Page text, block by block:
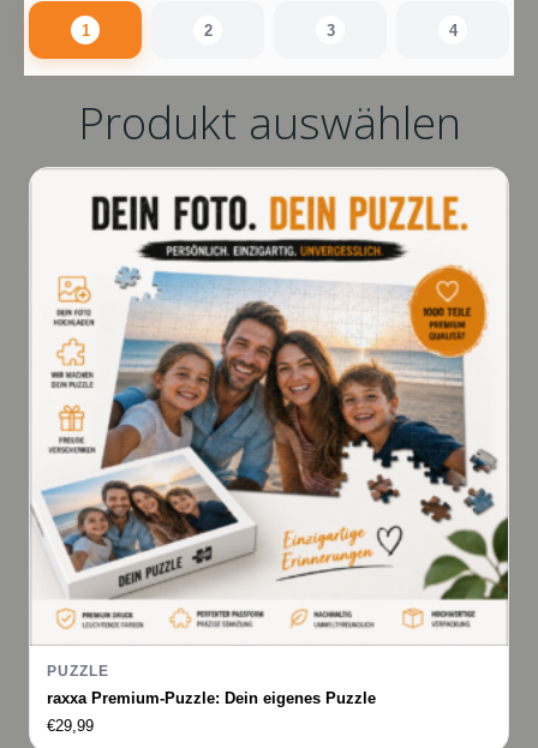
1 2 3 4
Produkt auswählen
PUZZLE
raxxa Premium-Puzzle: Dein eigenes Puzzle
€29,99